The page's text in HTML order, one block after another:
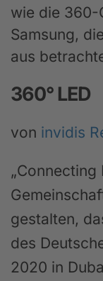
wie die 360-
Samsung,
aus
360° LED
von invidis
„Connecting
gestalten,
des
2020 in